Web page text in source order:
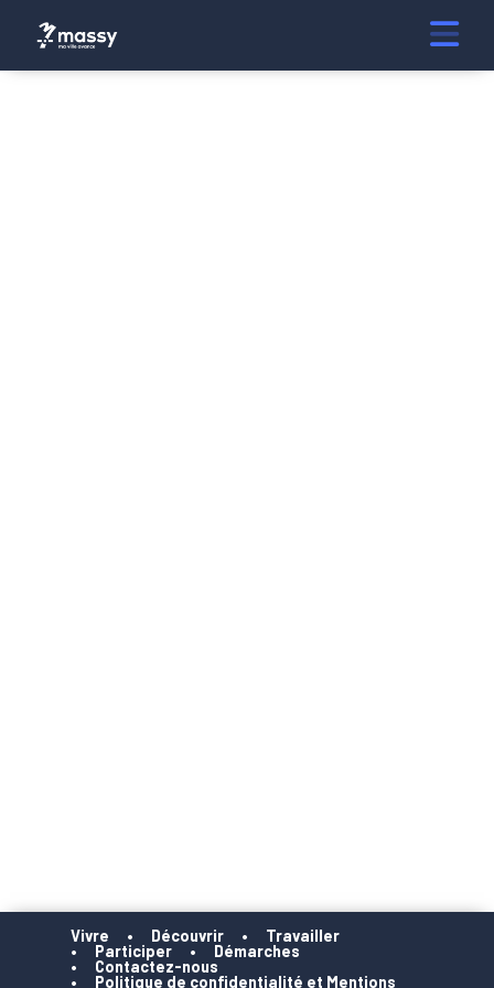
Vivre Découvrir
Travailler
Participer
Démarches
Contactez-nous
Politique de confidentialité et Mentions